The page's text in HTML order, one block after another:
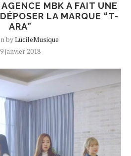
MBK A FAIT UNE
LA MARQUE “T-
ARA”
byLucileMusique
9 janvier 2018